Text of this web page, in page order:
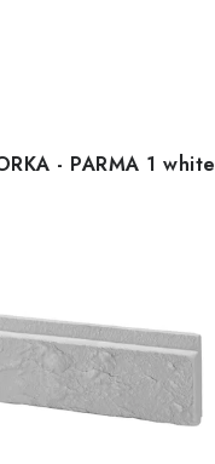
- PARMA 1 white